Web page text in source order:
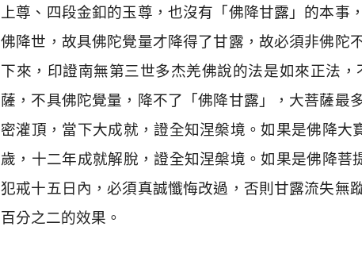
上尊、四段金釦的玉尊，也沒有「佛降甘露」的本
佛降世，故具佛陀覺量才降得了甘露，故必須非佛陀
下來，印證南無第三世多杰羌佛說的法是如來正法
薩，不具佛陀覺量，降不了「佛降甘露」，大菩薩最
密灌頂，當下大成就，證全知涅槃境。如果是佛降
歲，十二年成就解脫，證全知涅槃境。如果是佛降菩
犯戒十五日內，必須真誠懺悔改過，否則甘露流失無
百分之二的效果。